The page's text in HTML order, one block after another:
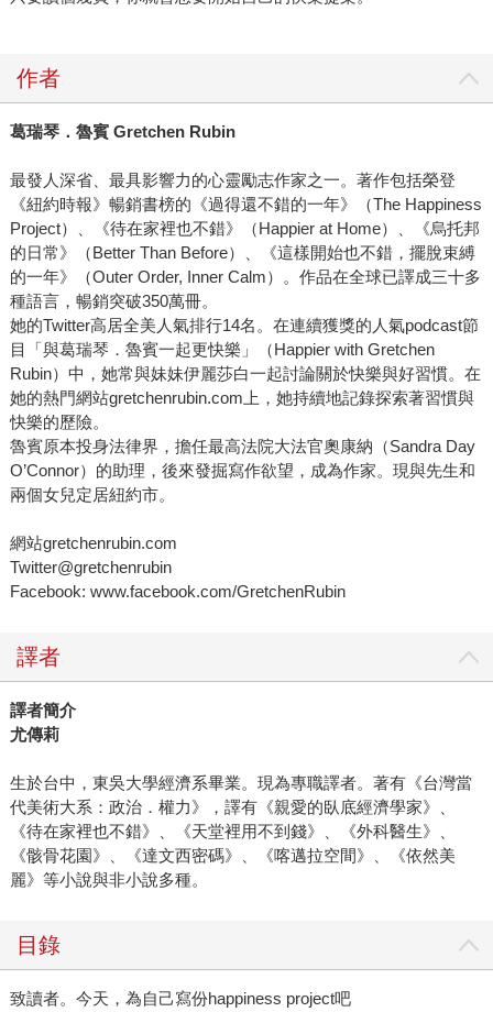
作者
葛瑞琴．魯賓 Gretchen Rubin
最發人深省、最具影響力的心靈勵志作家之一。著作包括榮登
《紐約時報》暢銷書榜的《過得還不錯的一年》（The Happiness
Project）、《待在家裡也不錯》（Happier at Home）、《烏托邦
的日常》（Better Than Before）、《這樣開始也不錯，擺脫束縛
的一年》（Outer Order, Inner Calm）。作品在全球已譯成三十多
種語言，暢銷突破350萬冊。
她的Twitter高居全美人氣排行14名。在連續獲獎的人氣podcast節
目「與葛瑞琴．魯賓一起更快樂」（Happier with Gretchen
Rubin）中，她常與妹妹伊麗莎白一起討論關於快樂與好習慣。在
她的熱門網站gretchenrubin.com上，她持續地記錄探索著習慣與
快樂的歷險。
魯賓原本投身法律界，擔任最高法院大法官奧康納（Sandra Day
O’Connor）的助理，後來發掘寫作欲望，成為作家。現與先生和
兩個女兒定居紐約市。
網站gretchenrubin.com
Twitter@gretchenrubin
Facebook: www.facebook.com/GretchenRubin
譯者
譯者簡介
尤傳莉
生於台中，東吳大學經濟系畢業。現為專職譯者。著有《台灣當
代美術大系：政治．權力》，譯有《親愛的臥底經濟學家》、
《待在家裡也不錯》、《天堂裡用不到錢》、《外科醫生》、
《骸骨花園》、《達文西密碼》、《喀邁拉空間》、《依然美
麗》等小說與非小說多種。
目錄
致讀者。今天，為自己寫份happiness project吧